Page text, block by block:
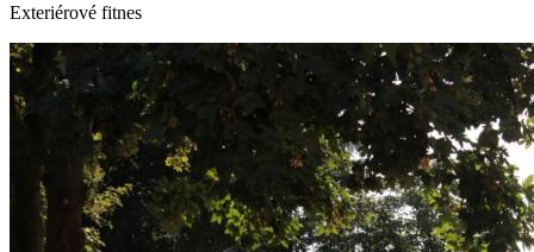
Exteriérové fitnes